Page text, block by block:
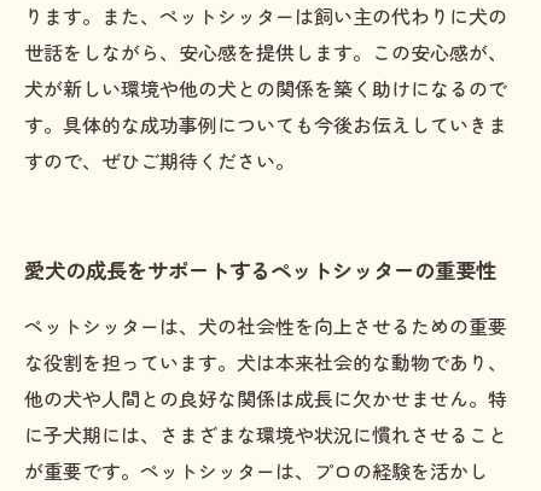
ります。また、ペットシッターは飼い主の代わりに犬の
世話をしながら、安心感を提供します。この安心感が、
犬が新しい環境や他の犬との関係を築く助けになるので
す。具体的な成功事例についても今後お伝えしていきま
すので、ぜひご期待ください。
愛犬の成長をサポートするペットシッターの重要性
ペットシッターは、犬の社会性を向上させるための重要
な役割を担っています。犬は本来社会的な動物であり、
他の犬や人間との良好な関係は成長に欠かせません。特
に子犬期には、さまざまな環境や状況に慣れさせること
が重要です。ペットシッターは、プロの経験を活かし